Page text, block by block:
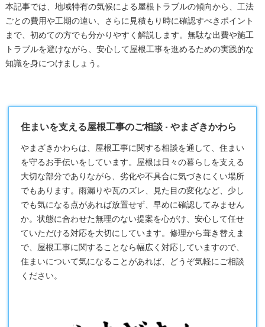
本記事では、地域特有の気候による屋根トラブルの傾向から、工法
ごとの費用や工期の違い、さらに見積もり時に確認すべきポイント
まで、初めての方でも分かりやすく解説します。無駄な出費や施工
トラブルを避けながら、安心して屋根工事を進めるための実践的な
知識を身につけましょう。
住まいを支える屋根工事のご相談 - やまざきかわら
やまざきかわらは、 屋根工事に関する相談を通して、住まい
を守るお手伝いをしています。屋根は日々の暮らしを支える
大切な部分でありながら、劣化や不具合に気づきにくい場所
でもあります。雨漏りや瓦のズレ、見た目の変化など、少し
でも気になる点があれば放置せず、早めに確認してみません
か。状態に合わせた無理のない提案を心がけ、安心して任せ
ていただける対応を大切にしています。修理から葺き替えま
で、屋根工事に関することなら幅広く対応していますので、
住まいについて気になることがあれば、どうぞ気軽にご相談
ください。